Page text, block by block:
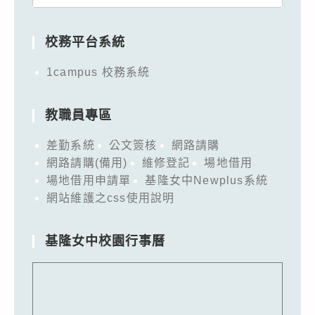
校務平台系統
1campus 校務系統
教職員專區
差勤系統 公文簽核
網路請購
網路請購(備用)
維修登記
場地借用
場地借用申請單
基隆女中Newplus系統
網站維護之css使用說明
基隆女中校園行事曆